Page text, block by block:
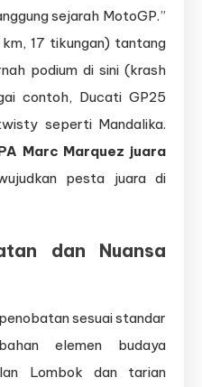
sejarah MotoGP.”
17 tikungan) tantang
podium di sini (krash
contoh, Ducati GP25
seperti Mandalika.
Marc Marquez juara
pesta juara di
dan Nuansa
sesuai standar
elemen budaya
Lombok dan tarian